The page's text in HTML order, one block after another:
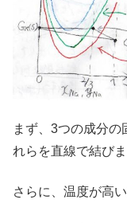
まず、3つの成分
れらを直線で結びま
さらに、温度が高